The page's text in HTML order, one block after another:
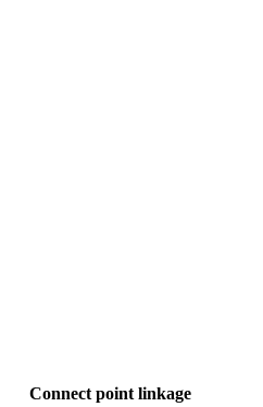
Connect point linkage